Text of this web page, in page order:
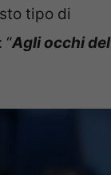
tipo di
Agli occhi del